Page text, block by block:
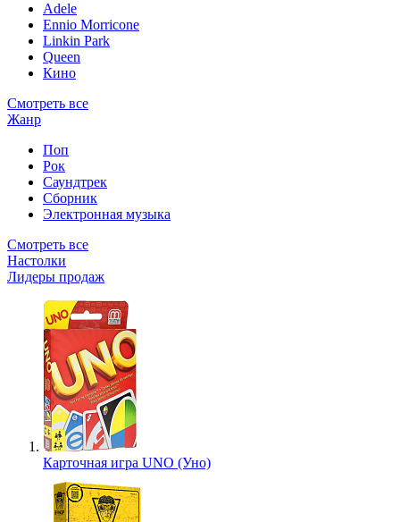
Adele
Ennio Morricone
Linkin Park
Queen
Кино
Смотреть все
Жанр
Поп
Рок
Саундтрек
Сборник
Электронная музыка
Смотреть все
Настолки
Лидеры продаж
Карточная игра UNO (Уно)